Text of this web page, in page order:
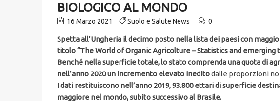
BIOLOGICO AL MONDO
16 Marzo 2021 Suolo e Salute News 0
Spetta all’Ungheria il decimo posto nella lista dei paesi con
titolo “The World of Organic Agricolture – Statistics and emerging
Benché nella superficie totale, lo stato comprenda una quota di
nell’anno 2020 un incremento elevato ineditodalle proporzioni
I dati restituiscono nell’anno 2019, 93.800 ettari di superficie
maggiore nel mondo, subito successivo al Brasile.